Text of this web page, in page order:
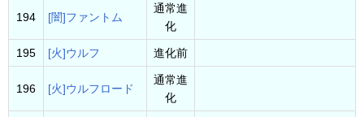
194 [闇]ファントム
通常進
化
195 [火]ウルフ 進化前
196 [火]ウルフロード
通常進
化